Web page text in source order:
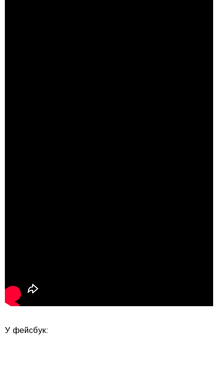
У фейсбук: